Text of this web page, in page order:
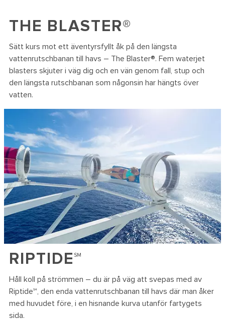
THE BLASTER®
Sätt kurs mot ett äventyrsfyllt åk på den längsta
vattenrutschbanan till havs – The Blaster®. Fem waterjet
blasters skjuter i väg dig och en vän genom fall, stup och
den längsta rutschbanan som någonsin har hängts över
vatten.
RIPTIDE℠
Håll koll på strömmen – du är på väg att svepas med av
Riptide℠, den enda vattenrutschbanan till havs där man åker
med huvudet före, i en hisnande kurva utanför fartygets
sida.